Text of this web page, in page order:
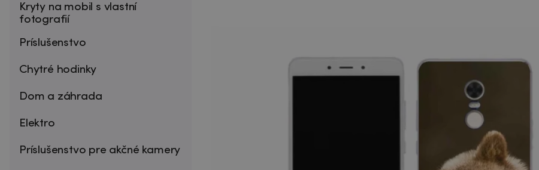
Kryty na mobil s vlastní
fotografií
Príslušenstvo
Chytré hodinky
Dom a záhrada
Elektro
Príslušenstvo pre akčné kamery